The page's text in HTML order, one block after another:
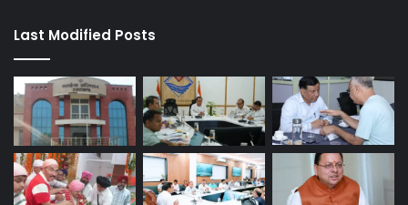
Last Modified Posts